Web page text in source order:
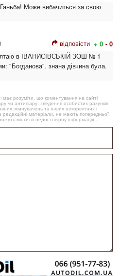
Може вибачиться за свою
відповісти + 0 - 0
в ІВАНИСІВСЬКІЙ ЗОШ № 1
"Богданова". знана дівчина була.
розуміти, що коментування на сайті
чи антипіару, зведення особистих рахунків,
звинувачень та інших некоректних і
редакційні матеріали, не мають попередньої
містити недостовірну інформацію.